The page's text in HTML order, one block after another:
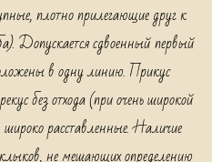
плотно прилегающие друг к
Допускается сдвоенный первый
в одну линию. Прикус
без отхода (при очень широкой
расставленные. Наличие